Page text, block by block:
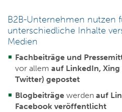
B2B-Unternehmen nutzen
unterschiedliche Inhalte
Medien
Fachbeiträge und
vor allem auf LinkedIn, Xing
Twitter) gepostet
Blogbeiträge werden auf
Facebook veröffentlicht